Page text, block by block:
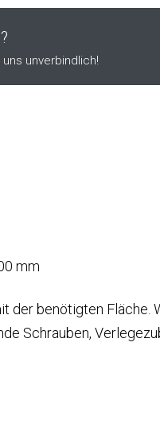
unverbindlich!
mm
der benötigten Fläche.
Schrauben,